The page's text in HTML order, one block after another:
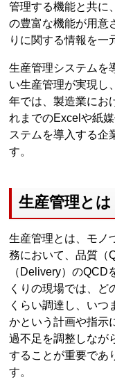
管理する機能と共に
の豊富な機能が用意
りに関する情報を一
生産管理システムを
い生産管理が実現し
年では、製造業にお
れまでのExcelや紙
ステムを導入する企
す。
生産管理とは
生産管理とは、モノ
務において、品質（
（Delivery）の
くりの現場では、ど
くらい調達し、いつ
かという計画や指示
過不足を調整しなが
することが重要であ
す。